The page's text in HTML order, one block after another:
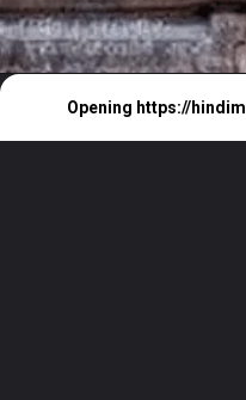
Opening https://